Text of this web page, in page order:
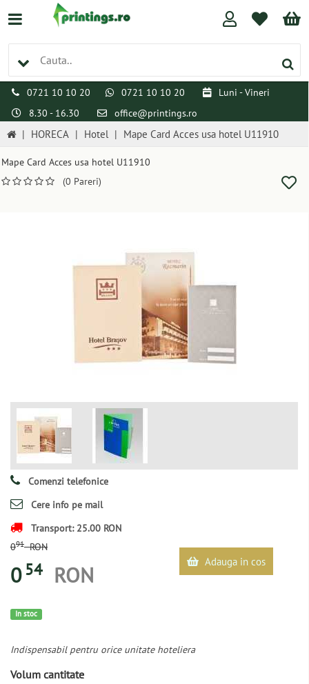
0721 10 10 20 0721 10 10 20
Luni - Vineri
8.30 - 16.30
office@printings.ro
| HORECA | Hotel | Mape Card Acces usa hotel U11910
Mape Card Acces usa hotel U11910
(0 Pareri)
Comenzi telefonice
Cere info pe mail
Transport: 25.00 RON
091RON
0 54 RON Adauga in cos
In stoc
Indispensabil pentru orice unitate hoteliera
Volum cantitate